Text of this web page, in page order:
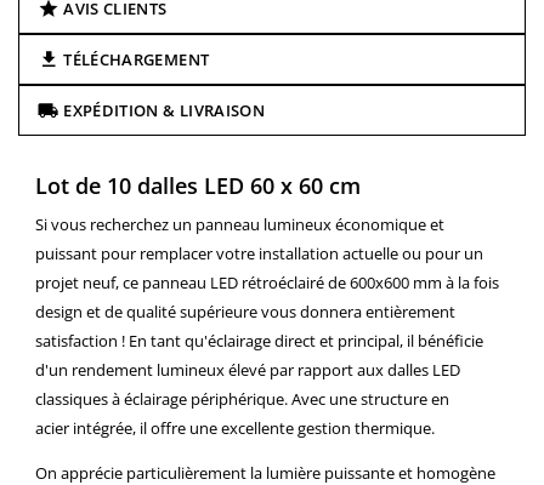
AVIS CLIENTS
TÉLÉCHARGEMENT
EXPÉDITION & LIVRAISON
Lot de 10 dalles LED 60 x 60 cm
Si vous recherchez un panneau lumineux économique et
puissant pour remplacer votre installation actuelle ou pour un
projet neuf, ce panneau LED rétroéclairé de 600x600 mm à la fois
design et de qualité supérieure vous donnera entièrement
satisfaction ! En tant qu'éclairage direct et principal, il bénéficie
d'un rendement lumineux élevé par rapport aux dalles LED
classiques à éclairage périphérique. Avec une structure en
acier intégrée, il offre une excellente gestion thermique.
On apprécie particulièrement la lumière puissante et homogène